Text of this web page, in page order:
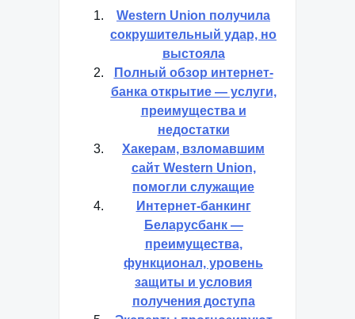
Western Union получила
сокрушительный удар, но
выстояла
Полный обзор интернет-
банка открытие — услуги,
преимущества и
недостатки
Хакерам, взломавшим
сайт Western Union,
помогли служащие
Интернет-банкинг
Беларусбанк —
преимущества,
функционал, уровень
защиты и условия
получения доступа